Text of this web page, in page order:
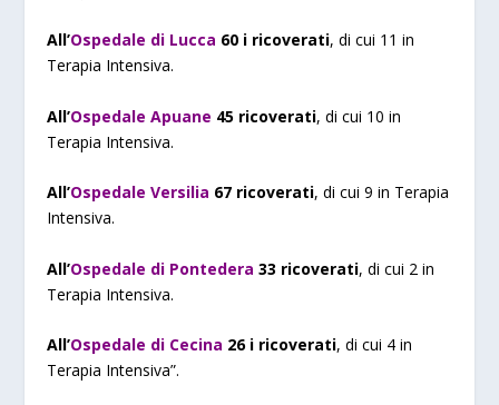
All’Ospedale di Lucca 60 i ricoverati, di cui 11 in
Terapia Intensiva.
All’Ospedale Apuane 45 ricoverati, di cui 10 in
Terapia Intensiva.
All’Ospedale Versilia 67 ricoverati, di cui 9 in Terapia
Intensiva.
All’Ospedale di Pontedera 33 ricoverati, di cui 2 in
Terapia Intensiva.
All’Ospedale di Cecina 26 i ricoverati, di cui 4 in
Terapia Intensiva”.